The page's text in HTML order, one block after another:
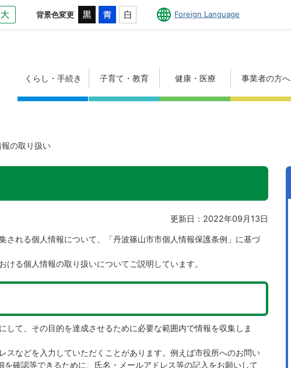
背景色変更 Foreign Language
くらし・手続き 子育て・教育 健康・医療 事業者の方へ
の取り扱い
更新日：2022年09月13日
される個人情報について、「丹波篠山市市個人情報保護条例」に基づ
ける個人情報の取り扱いについてご説明しています。
して、その目的を達成させるために必要な範囲内で情報を収集しま
スなどを入力していただくことがあります。例えば市役所へのお問い
確認等できるために、氏名・メールアドレス等の記入をお願いして